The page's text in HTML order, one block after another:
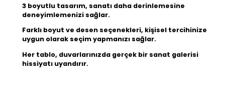
3 boyutlu tasarım, sanatı daha derinlemesine
deneyimlemenizi sağlar.
Farklı boyut ve desen seçenekleri, kişisel tercihinize
uygun olarak seçim yapmanızı sağlar.
Her tablo, duvarlarınızda gerçek bir sanat galerisi
hissiyatı uyandırır.